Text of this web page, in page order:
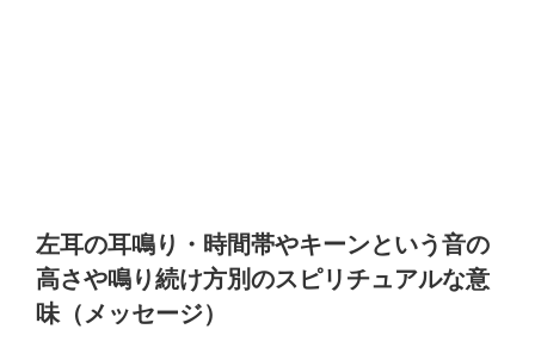
左耳の耳鳴り・時間帯やキーンという音の
高さや鳴り続け方別のスピリチュアルな意
味（メッセージ）